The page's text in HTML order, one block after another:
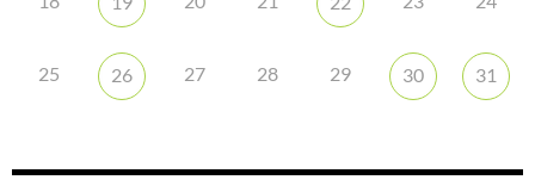
25 26 27 28 29 30 31